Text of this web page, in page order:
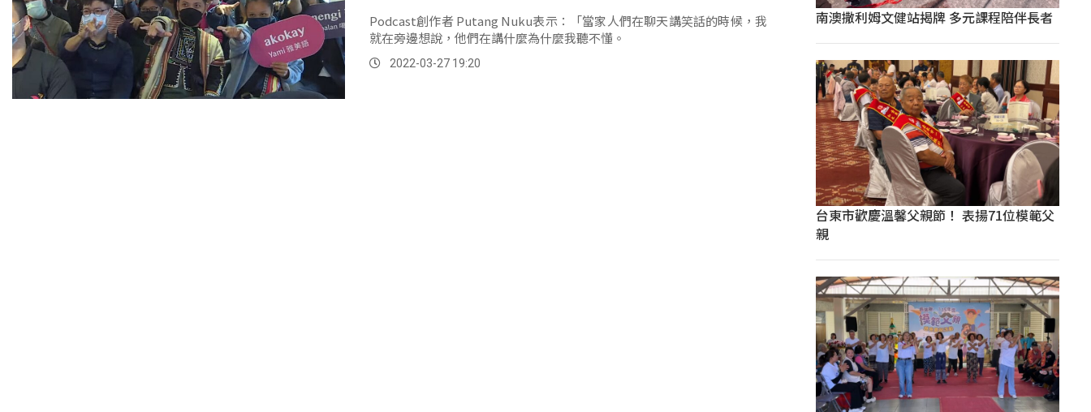
Podcast創作者 Putang Nuku表示：「當家人們在聊天講笑話的時候，我
就在旁邊想說，他們在講什麼為什麼我聽不懂。
2022-03-27 19:20
南澳撒利姆文健站揭牌 多元課程陪伴長者
台東市歡慶溫馨父親節！ 表揚71位模範父
親